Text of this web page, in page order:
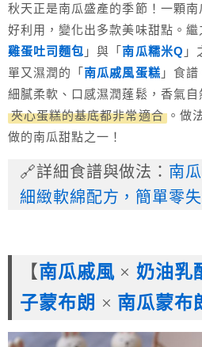
秋天正是南瓜盛產的季節！一顆
好利用，變化出多款美味甜點。
雞蛋吐司麵包 」與「南瓜糯米Q 」
單又濕潤的「南瓜戚風蛋糕 」食
細膩柔軟、口感濕潤蓬鬆，香氣
夾心蛋糕的基底都非常適合 。做
做的南瓜甜點之一！
🔗詳細食譜與做法： 南
細緻軟綿配方，簡單零
【 南瓜戚風×奶油乳
子蒙布朗 × 南瓜蒙布